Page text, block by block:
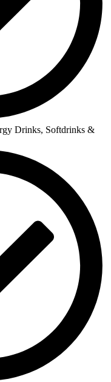
Drinks, Softdrinks &